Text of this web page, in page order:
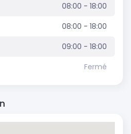
08:00 - 18:00
08:00 - 18:00
09:00 - 18:00
Fermé